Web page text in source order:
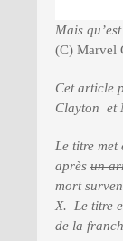
Mais
(C) Marvel
Cet article
Clayton et
Le titre met
après un
mort
X. Le titre
de la